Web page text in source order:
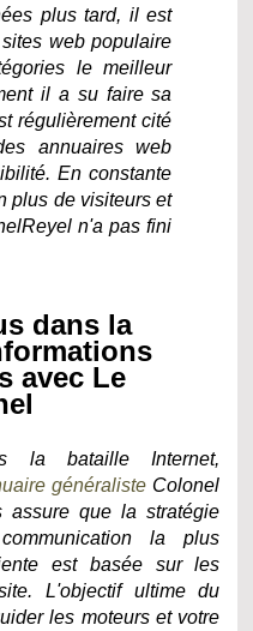
plus tard, il est
web populaire
le meilleur
il a su faire sa
régulièrement cité
annuaires web
En constante
plus de visiteurs et
n'a pas fini
dans la
avec Le
la bataille Internet,
généraliste Colonel
assure que la stratégie
la plus
est basée sur les
L'objectif ultime du
les moteurs et votre